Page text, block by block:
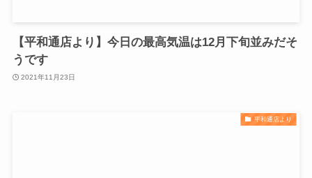
【平和通店より】今日の最高気温は12月下旬並みだそ
うです
2021年11月23日
平和通店より